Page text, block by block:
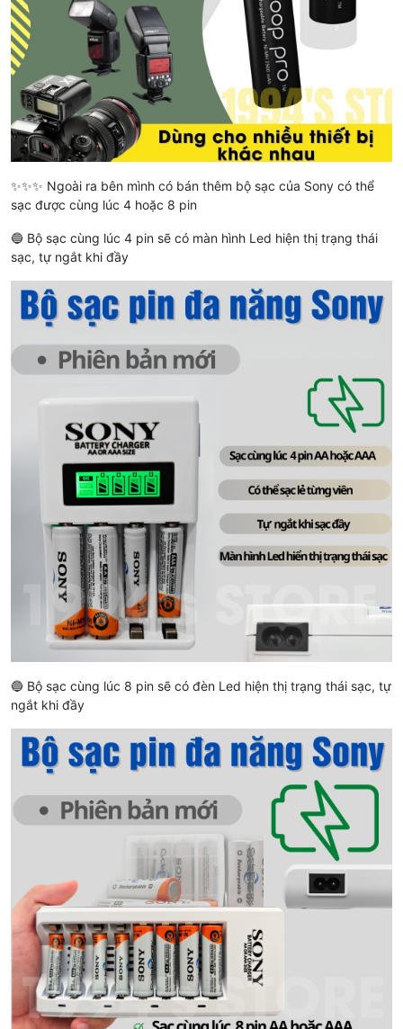
✨✨✨ Ngoài ra bên mình có bán thêm bộ sạc của Sony có thể
sạc được cùng lúc 4 hoặc 8 pin
🔵 Bộ sạc cùng lúc 4 pin sẽ có màn hình Led hiện thị trạng thái
sạc, tự ngắt khi đầy
🔵 Bộ sạc cùng lúc 8 pin sẽ có đèn Led hiện thị trạng thái sạc, tự
ngắt khi đầy